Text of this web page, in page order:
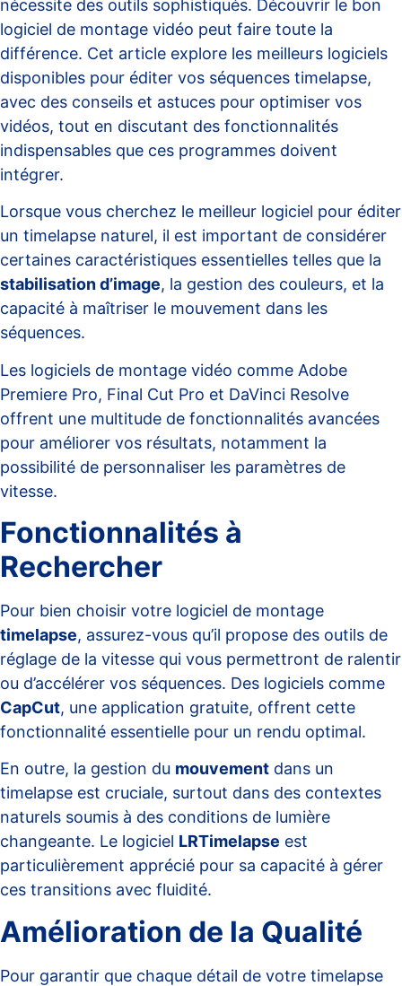
nécessite des outils sophistiqués. Découvrir le bon
logiciel de montage vidéo peut faire toute la
différence. Cet article explore les meilleurs logiciels
disponibles pour éditer vos séquences timelapse,
avec des conseils et astuces pour optimiser vos
vidéos, tout en discutant des fonctionnalités
indispensables que ces programmes doivent
intégrer.
Lorsque vous cherchez le meilleur logiciel pour éditer
un timelapse naturel, il est important de considérer
certaines caractéristiques essentielles telles que la
stabilisation d’image, la gestion des couleurs, et la
capacité à maîtriser le mouvement dans les
séquences.
Les logiciels de montage vidéo comme Adobe
Premiere Pro, Final Cut Pro et DaVinci Resolve
offrent une multitude de fonctionnalités avancées
pour améliorer vos résultats, notamment la
possibilité de personnaliser les paramètres de
vitesse.
Fonctionnalités à
Rechercher
Pour bien choisir votre logiciel de montage
timelapse, assurez-vous qu’il propose des outils de
réglage de la vitesse qui vous permettront de ralentir
ou d’accélérer vos séquences. Des logiciels comme
CapCut, une application gratuite, offrent cette
fonctionnalité essentielle pour un rendu optimal.
En outre, la gestion du mouvement dans un
timelapse est cruciale, surtout dans des contextes
naturels soumis à des conditions de lumière
changeante. Le logiciel LRTimelapse est
particulièrement apprécié pour sa capacité à gérer
ces transitions avec fluidité.
Amélioration de la Qualité
Pour garantir que chaque détail de votre timelapse